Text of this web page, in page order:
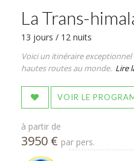
La Trans-
13 jours / 12 nuits
Voici un itinéraire
hautes routes au monde. Lire
VOIR LE
à partir de
3950 € par pers.